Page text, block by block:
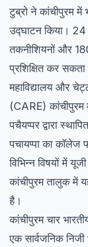
टुब्रो ने कांचीपुरम में
उद्घाटन किया।
तकनीशियनों और
प्रशिक्षित कर
महाविद्यालय और
(CARE) कांचीपुरम
पचैयप्पर द्वारा
पचायप्पा का कॉलेज
विभिन्न विषयों में
कांचीपुरम तालुक में
है।
कांचीपुरम चार
एक सार्वजनिक निजी